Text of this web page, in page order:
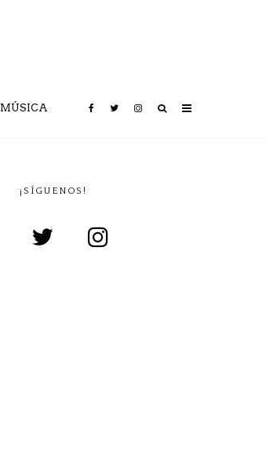
MÚSICA
¡SÍGUENOS!